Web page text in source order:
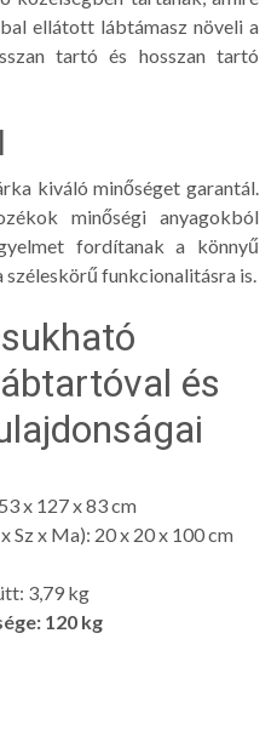
ellátott lábtámasz növeli a
tartó és hosszan tartó
kiváló minőséget garantál.
minőségi anyagokból
fordítanak a könnyű
széleskörű funkcionalitásra is.
és
x 127 x 83 cm
Sz x Ma): 20 x 20 x 100 cm
3,79 kg
120 kg